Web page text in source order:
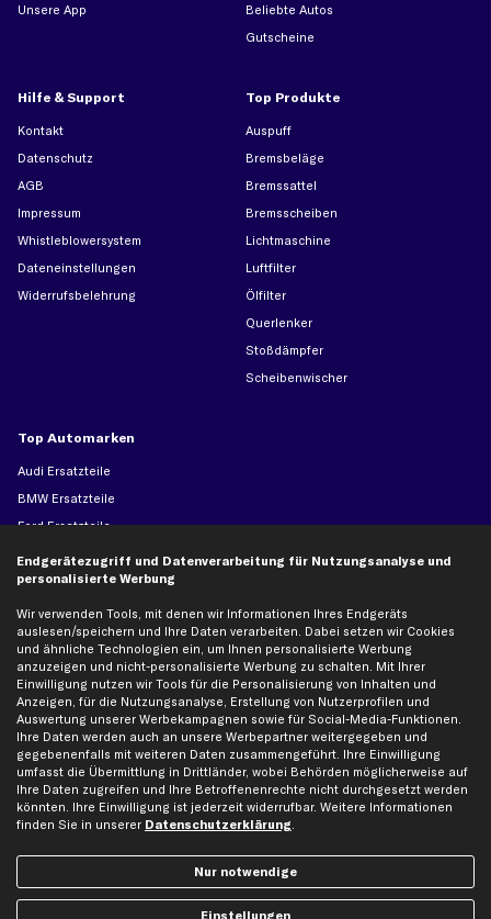
Unsere App
Beliebte Autos
Gutscheine
Hilfe & Support
Kontakt
Datenschutz
AGB
Impressum
Whistleblowersystem
Dateneinstellungen
Widerrufsbelehrung
Top Produkte
Auspuff
Bremsbeläge
Bremssattel
Bremsscheiben
Lichtmaschine
Luftfilter
Ölfilter
Querlenker
Stoßdämpfer
Scheibenwischer
Top Automarken
Audi Ersatzteile
BMW Ersatzteile
Ford Ersatzteile
Opel Ersatzteile
Peugeot Ersatzteile
Renault Ersatzteile
Seat Ersatzteile
Skoda Ersatzteile
VW Ersatzteile
Social Media
Endgerätezugriff und Datenverarbeitung für Nutzungsanalyse und
personalisierte Werbung
Wir verwenden Tools, mit denen wir Informationen Ihres Endgeräts
auslesen/speichern und Ihre Daten verarbeiten. Dabei setzen wir Cookies
und ähnliche Technologien ein, um Ihnen personalisierte Werbung
anzuzeigen und nicht-personalisierte Werbung zu schalten. Mit Ihrer
Einwilligung nutzen wir Tools für die Personalisierung von Inhalten und
Anzeigen, für die Nutzungsanalyse, Erstellung von Nutzerprofilen und
Auswertung unserer Werbekampagnen sowie für Social-Media-Funktionen.
Ihre Daten werden auch an unsere Werbepartner weitergegeben und
gegebenenfalls mit weiteren Daten zusammengeführt. Ihre Einwilligung
umfasst die Übermittlung in Drittländer, wobei Behörden möglicherweise auf
Ihre Daten zugreifen und Ihre Betroffenenrechte nicht durchgesetzt werden
könnten. Ihre Einwilligung ist jederzeit widerrufbar. Weitere Informationen
finden Sie in unserer Datenschutzerklärung.
Nur notwendige
Einstellungen